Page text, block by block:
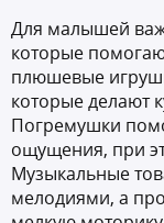
Для малышей
которые
плюшевые
которые делают
Погремушки
ощущения, при
Музыкальные
мелодиями, а